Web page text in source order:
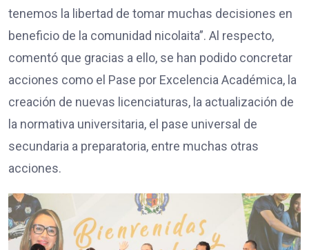
tenemos la libertad de tomar muchas decisiones en
beneficio de la comunidad nicolaita”. Al respecto,
comentó que gracias a ello, se han podido concretar
acciones como el Pase por Excelencia Académica, la
creación de nuevas licenciaturas, la actualización de
la normativa universitaria, el pase universal de
secundaria a preparatoria, entre muchas otras
acciones.